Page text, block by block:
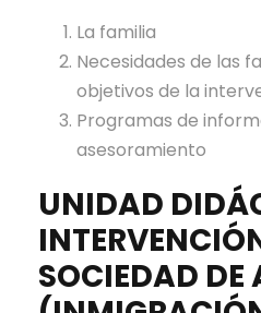
La familia
Necesidades de las
objetivos de la
Programas de
asesoramiento
UNIDAD
SOCIEDAD DE